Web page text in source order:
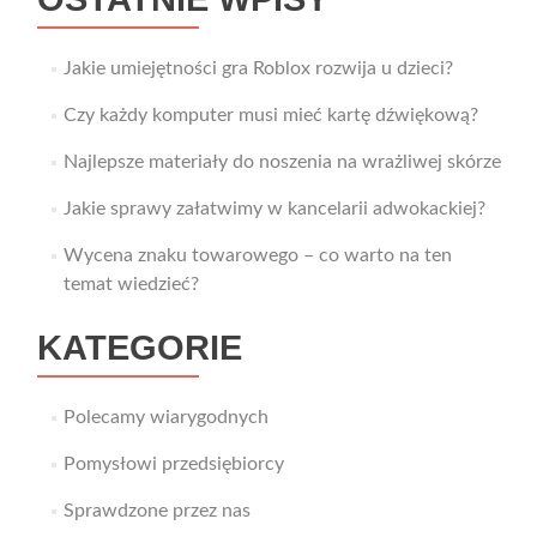
Jakie umiejętności gra Roblox rozwija u dzieci?
Czy każdy komputer musi mieć kartę dźwiękową?
Najlepsze materiały do noszenia na wrażliwej skórze
Jakie sprawy załatwimy w kancelarii adwokackiej?
Wycena znaku towarowego – co warto na ten
temat wiedzieć?
KATEGORIE
Polecamy wiarygodnych
Pomysłowi przedsiębiorcy
Sprawdzone przez nas